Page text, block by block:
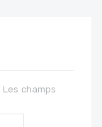
Les champs